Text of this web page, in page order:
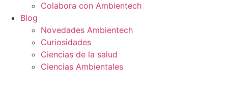
Colabora con Ambientech
Blog
Novedades Ambientech
Curiosidades
Ciencias de la salud
Ciencias Ambientales